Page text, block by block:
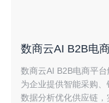
数商云AI B2B电
数商云AI B2B电商平
为企业提供智能采购
数据分析优化供应链，